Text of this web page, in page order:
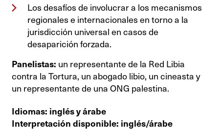
Los desafíos de involucrar a los mecanismos
regionales e internacionales en torno a la
jurisdicción universal en casos de
desaparición forzada.
Panelistas: un representante de la Red Libia
contra la Tortura, un abogado libio, un cineasta y
un representante de una ONG palestina.
Idiomas: inglés y árabe
Interpretación disponible: inglés/árabe